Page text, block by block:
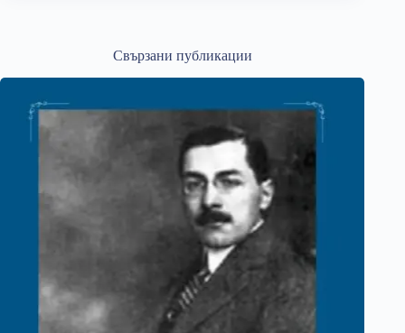
Свързани публикации